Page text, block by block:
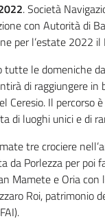
. Società
con Autorità di
per l’estate 2022 il
tutte le domeniche
di raggiungere
Ceresio. Il percorso
di luoghi unici e di
tre crociere
da Porlezza per poi
Mamete e Oria con
Roi, patrimonio